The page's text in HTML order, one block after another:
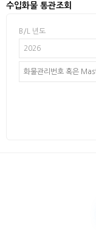
수입화물 통관조회
B/L 년도
2026